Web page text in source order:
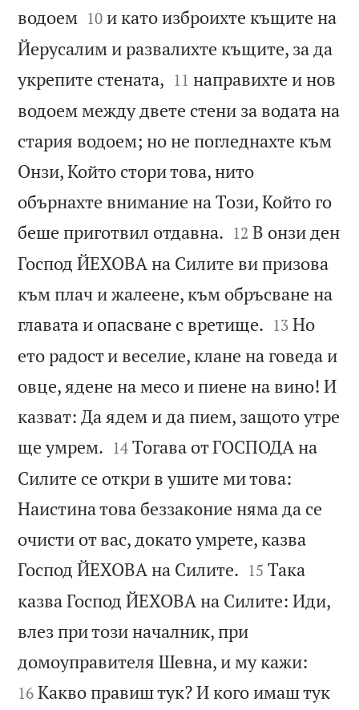
водоем 

10 и като изброихте къщите на
Йерусалим и развалихте къщите, за да
укрепите стената, 

11 направихте и нов
водоем между двете стени за водата на
стария водоем; но не погледнахте към
Онзи, Който стори това, нито
обърнахте внимание на Този, Който го
беше приготвил отдавна. 

12 В онзи ден
Господ ЙЕХОВА на Силите ви призова
към плач и жалеене, към обръсване на
главата и опасване с вретище. 

13 Но
ето радост и веселие, клане на говеда и
овце, ядене на месо и пиене на вино! И
казват: Да ядем и да пием, защото утре
ще умрем. 

14 Тогава от ГОСПОДА на
Силите се откри в ушите ми това:
Наистина това беззаконие няма да се
очисти от вас, докато умрете, казва
Господ ЙЕХОВА на Силите. 

15 Така
казва Господ ЙЕХОВА на Силите: Иди,
влез при този началник, при
домоуправителя Шевна, и му кажи:
16 Какво правиш тук? И кого имаш тук